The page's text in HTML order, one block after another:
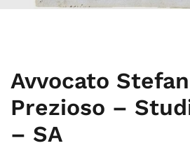
Avvocato
Prezioso –
– SA